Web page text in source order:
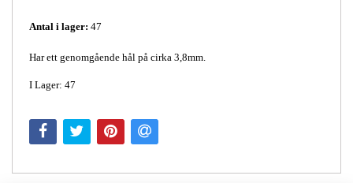
Antal i lager: 47
Har ett genomgående hål på cirka 3,8mm.
I Lager: 47